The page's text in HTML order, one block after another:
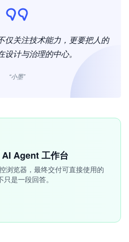
仅关注技术能力，更要把人的
设计与治理的中心。
“小墨”
Agent 工作台
浏览器，最终交付可直接使用的
是一段回答。